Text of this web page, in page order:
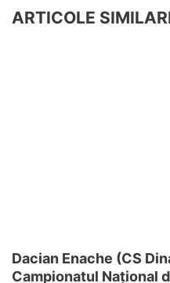
ARTICOLE
Dacian Enache (CS
Campionatul Național